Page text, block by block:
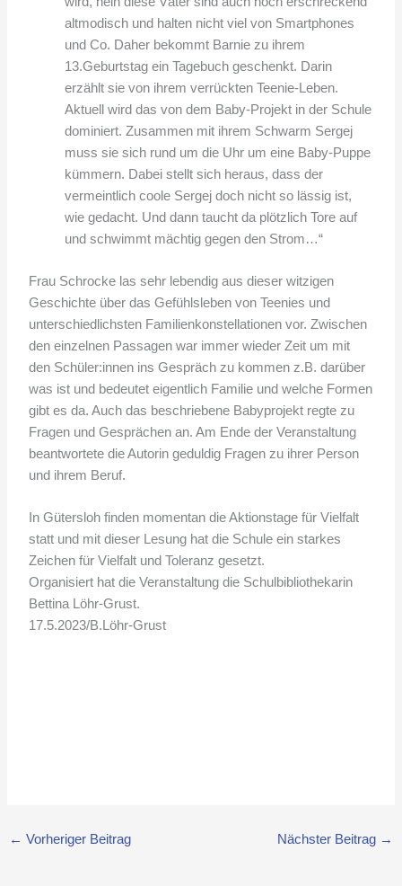
altmodisch und halten nicht viel von Smartphones
und Co. Daher bekommt Barnie zu ihrem
13.Geburtstag ein Tagebuch geschenkt. Darin
erzählt sie von ihrem verrückten Teenie-Leben.
Aktuell wird das von dem Baby-Projekt in der Schule
dominiert. Zusammen mit ihrem Schwarm Sergej
muss sie sich rund um die Uhr um eine Baby-Puppe
kümmern. Dabei stellt sich heraus, dass der
vermeintlich coole Sergej doch nicht so lässig ist,
wie gedacht. Und dann taucht da plötzlich Tore auf
und schwimmt mächtig gegen den Strom…“
Frau Schrocke las sehr lebendig aus dieser witzigen
Geschichte über das Gefühlsleben von Teenies und
unterschiedlichsten Familienkonstellationen vor. Zwischen
den einzelnen Passagen war immer wieder Zeit um mit
den Schüler:innen ins Gespräch zu kommen z.B. darüber
was ist und bedeutet eigentlich Familie und welche Formen
gibt es da. Auch das beschriebene Babyprojekt regte zu
Fragen und Gesprächen an. Am Ende der Veranstaltung
beantwortete die Autorin geduldig Fragen zu ihrer Person
und ihrem Beruf.
In Gütersloh finden momentan die Aktionstage für Vielfalt
statt und mit dieser Lesung hat die Schule ein starkes
Zeichen für Vielfalt und Toleranz gesetzt.
Organisiert hat die Veranstaltung die Schulbibliothekarin
Bettina Löhr-Grust.
17.5.2023/B.Löhr-Grust
← Vorheriger Beitrag Nächster Beitrag →